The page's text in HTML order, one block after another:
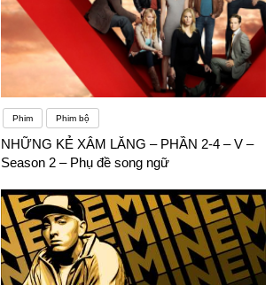
Phim Phim bộ
NHỮNG KẺ XÂM LĂNG – PHẦN 2-4 – V –
Season 2 – Phụ đề song ngữ